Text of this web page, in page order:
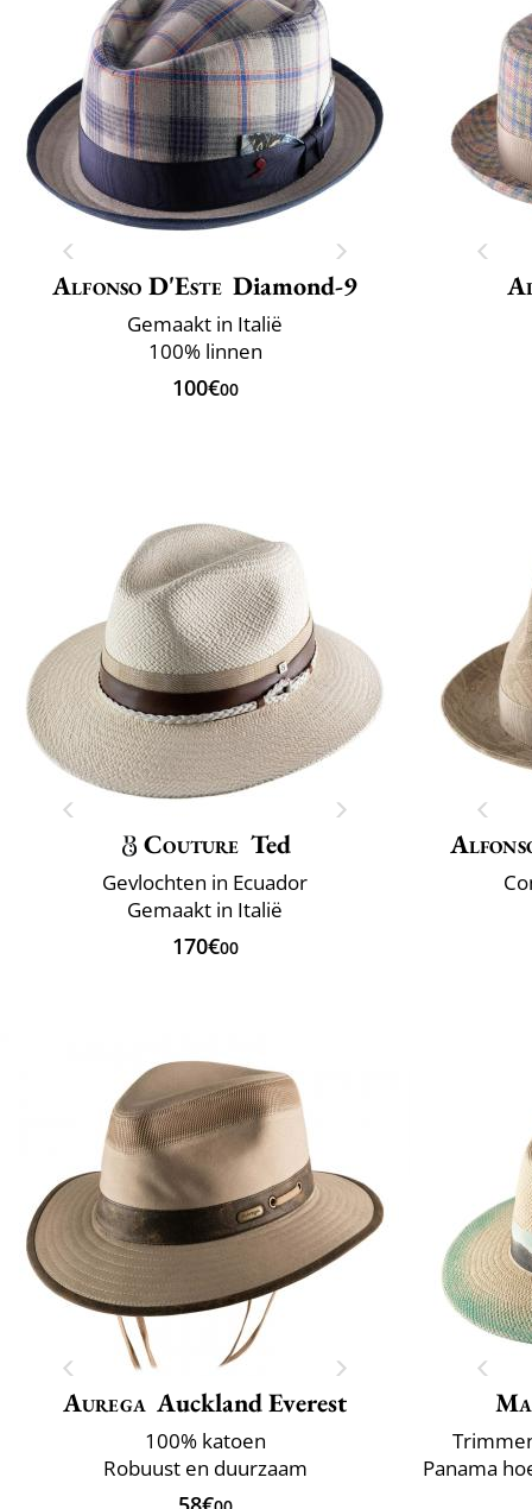
Alfonso D'Este Diamond-9
Gemaakt in Italië
100% linnen
100€00
Couture Ted
Gevlochten in Ecuador
Gemaakt in Italië
170€00
Aurega Auckland Everest
100% katoen
Robuust en duurzaam